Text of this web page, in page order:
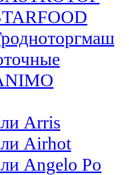
Arris
Airhot
Angelo Po